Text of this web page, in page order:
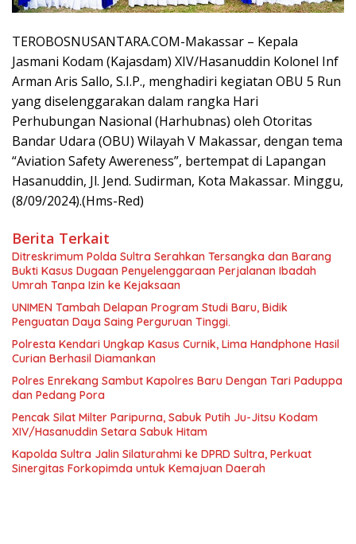
TEROBOSNUSANTARA.COM-Makassar – Kepala
Jasmani Kodam (Kajasdam) XIV/Hasanuddin Kolonel Inf
Arman Aris Sallo, S.I.P., menghadiri kegiatan OBU 5 Run
yang diselenggarakan dalam rangka Hari
Perhubungan Nasional (Harhubnas) oleh Otoritas
Bandar Udara (OBU) Wilayah V Makassar, dengan tema
“Aviation Safety Awereness”, bertempat di Lapangan
Hasanuddin, Jl. Jend. Sudirman, Kota Makassar. Minggu,
(8/09/2024).(Hms-Red)
Berita Terkait
Ditreskrimum Polda Sultra Serahkan Tersangka dan Barang
Bukti Kasus Dugaan Penyelenggaraan Perjalanan Ibadah
Umrah Tanpa Izin ke Kejaksaan
UNIMEN Tambah Delapan Program Studi Baru, Bidik
Penguatan Daya Saing Perguruan Tinggi.
Polresta Kendari Ungkap Kasus Curnik, Lima Handphone Hasil
Curian Berhasil Diamankan
Polres Enrekang Sambut Kapolres Baru Dengan Tari Paduppa
dan Pedang Pora
Pencak Silat Milter Paripurna, Sabuk Putih Ju-Jitsu Kodam
XIV/Hasanuddin Setara Sabuk Hitam
Kapolda Sultra Jalin Silaturahmi ke DPRD Sultra, Perkuat
Sinergitas Forkopimda untuk Kemajuan Daerah